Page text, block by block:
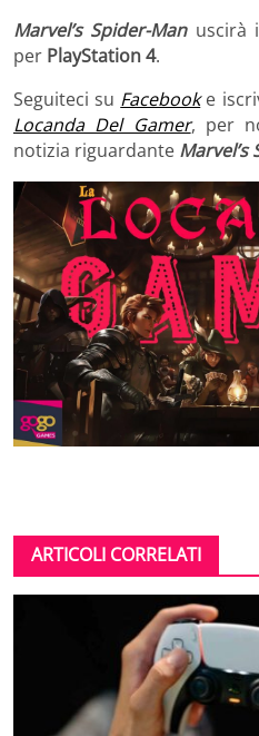
Marvel’s Spider-Manuscirà
per PlayStation 4.
Seguiteci su Facebook e
Locanda Del Gamer, per
notizia riguardante Marvel’s
ARTICOLI CORRELATI